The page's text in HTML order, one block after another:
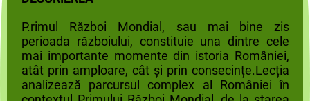
P.rimul Război Mondial, sau mai bine zis
perioada războiului, constituie una dintre cele
mai importante momente din istoria României,
atât prin amploare, cât și prin consecințe.Lecția
analizează parcursul complex al României în